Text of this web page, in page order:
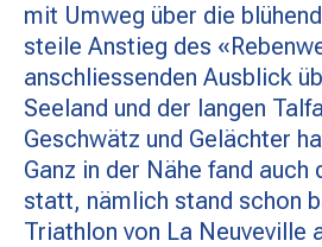
mit Umweg über die
steile Anstieg des
anschliessenden Ausblick
Seeland und der langen
Geschwätz und Gelächter
Ganz in der Nähe fand
statt, nämlich stand schon
Triathlon von La Neuveville